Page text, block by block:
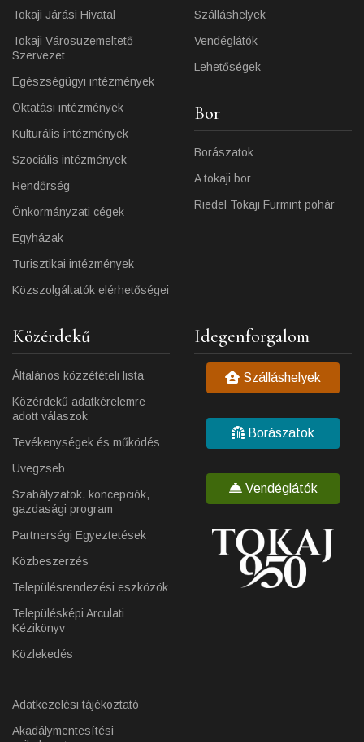
Tokaji Járási Hivatal
Tokaji Városüzemeltető
Szervezet
Egészségügyi intézmények
Oktatási intézmények
Kulturális intézmények
Szociális intézmények
Rendőrség
Önkormányzati cégek
Egyházak
Turisztikai intézmények
Közszolgáltatók elérhetőségei
Szálláshelyek
Vendéglátók
Lehetőségek
Bor
Borászatok
A tokaji bor
Riedel Tokaji Furmint pohár
Közérdekű
Általános közzétételi lista
Közérdekű adatkérelemre
adott válaszok
Tevékenységek és működés
Üvegzseb
Szabályzatok, koncepciók,
gazdasági program
Partnerségi Egyeztetések
Közbeszerzés
Településrendezési eszközök
Településképi Arculati
Kézikönyv
Közlekedés
Adatkezelési tájékoztató
Akadálymentesítési
Idegenforgalom
Szálláshelyek
Borászatok
Vendéglátók